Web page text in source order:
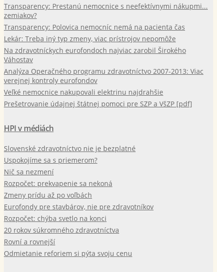
Transparency: Prestanú nemocnice s neefektívnymi nákupmi...
zemiakov?
Transparency: Polovica nemocníc nemá na pacienta čas
Lekár: Treba iný typ zmeny, viac prístrojov nepomôže
Na zdravotníckych eurofondoch najviac zarobil Širokého
Váhostav
Analýza Operačného programu zdravotníctvo 2007-2013: Viac
verejnej kontroly eurofondov
Veľké nemocnice nakupovali elektrinu najdrahšie
Prešetrovanie údajnej štátnej pomoci pre SZP a VšZP [pdf]
HPI v médiách
Slovenské zdravotníctvo nie je bezplatné
Uspokojíme sa s priemerom?
Nič sa nezmení
Rozpočet: prekvapenie sa nekoná
Zmeny prídu až po voľbách
Eurofondy pre stavbárov, nie pre zdravotníkov
Rozpočet: chýba svetlo na konci
20 rokov súkromného zdravotníctva
Rovní a rovnejší
Odmietanie reforiem si pýta svoju cenu